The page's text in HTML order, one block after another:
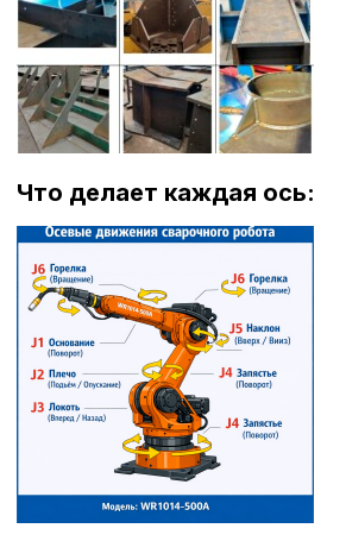
Что делает каждая ось: